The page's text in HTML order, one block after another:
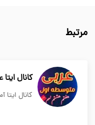
مرتبط
کانال
کانال ایتا